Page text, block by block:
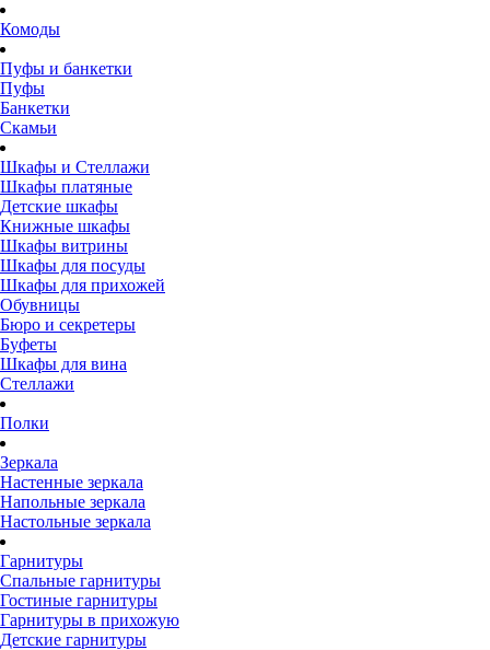
Комоды
Пуфы и банкетки
Пуфы
Банкетки
Скамьи
Шкафы и Стеллажи
Шкафы платяные
Детские шкафы
Книжные шкафы
Шкафы витрины
Шкафы для посуды
Шкафы для прихожей
Обувницы
Бюро и секретеры
Буфеты
Шкафы для вина
Стеллажи
Полки
Зеркала
Настенные зеркала
Напольные зеркала
Настольные зеркала
Гарнитуры
Спальные гарнитуры
Гостиные гарнитуры
Гарнитуры в прихожую
Детские гарнитуры